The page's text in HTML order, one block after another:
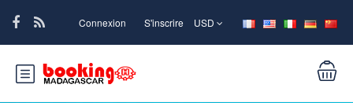
Connexion S'inscrire USD